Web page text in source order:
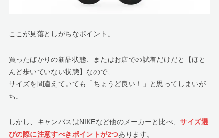
ここが見落としがちなポイント。
買ったばかりの新品状態、またはお店での試着だけだと【ほと
んど歩いていない状態】なので、
サイズを間違えていても「ちょうど良い！」と思ってしまいが
ち。
しかし、キャンパスはNIKEなど他のメーカーと比べ、サイズ選
びの際に注意すべきポイントが2つあります。